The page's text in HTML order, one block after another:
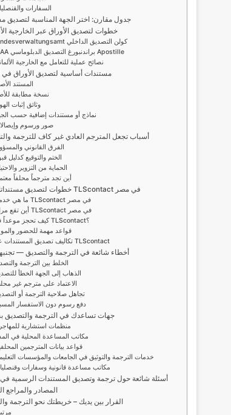
السفارات
جدول مقارن: اختر الجهة المناسبة لتصديق
3 خطوات لتصديق الأوراق عبر الخارجية
Bundesverwaltungsamt كولن التصديق الداخلي
BfAA براندنبورغ التصديق الدبلوماسي Apostille
نصائح عملية للتعامل مع الخارجية
5 مستندات أساسية لتصديق الأوراق في
المستند
نسخة مطابقة
وثائق إثبات
نماذج أو مستندات إضافية حسب
صور ورسوم
4 أسباب تجعل المترجم العادي غير كاف للترجمة
الفرق القانوني
الختم والتوقيع كدليل
الحماية من التزوير
أين تجد مترجماً محلفاً
5 خطوات لتصديق مستنداتك عبر TLScontact في مصر
ما هي خدمات TLScontact في مصر
أين تقع مراكز TLScontact في مصر
كيف تحجز موعداً في TLScontact؟
قواعد مهمة للحضور
تكاليف تصديق المستندات عبر TLScontact
5 أخطاء شائعة في الترجمة والتصديق —
الخلط بين الترجمة
الذهاب إلى الجهة الخطأ
الاعتماد على مترجم غير
تجاهل صلاحية الترجمة أو
دفع رسوم دون الاستفسار
5 جهات تساعدك في الترجمة والتصديق
منظمات استشارية
مكاتب المساعدة المحلية في
قواعد بيانات المترجمين
خدمات الترجمة والتوثيق في الجامعات والمؤسسات
مكاتب مساعدة قانونية وسفارات
أسئلة شائعة حول ترجمة وتصديق المستندات الرسمية في
المصادر والمراجع
القرار بين يديك – خريطتك نحو الترجمة